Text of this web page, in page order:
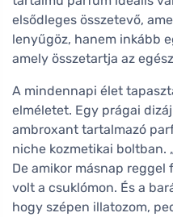
elsődleges összetevő,
lenyűgöz, hanem inkább
amely összetartja az
A mindennapi élet
elméletet. Egy prágai
ambroxant tartalmazó
niche kozmetikai boltban.
De amikor másnap
volt a csuklómon. És a
hogy szépen illatozom,